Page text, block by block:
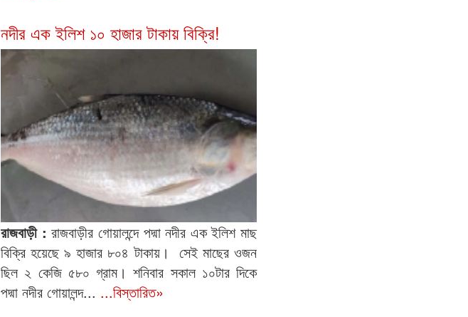
নদীর এক ইলিশ ১০ হাজার টাকায় বিক্রি!
রাজবাড়ী :রাজবাড়ীর গোয়ালন্দে পদ্মা নদীর এক ইলিশ মাছ
বিক্রি হয়েছে ৯ হাজার ৮০৪ টাকায়। সেই মাছের ওজন
ছিল ২ কেজি ৫৮০ গ্রাম। শনিবার সকাল ১০টার দিকে
পদ্মা নদীর গোয়ালন্দ... ...বিস্তারিত»